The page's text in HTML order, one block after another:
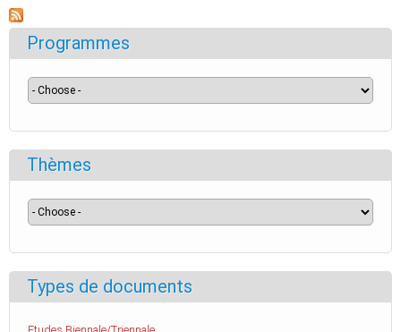
Programmes
Thèmes
Types de documents